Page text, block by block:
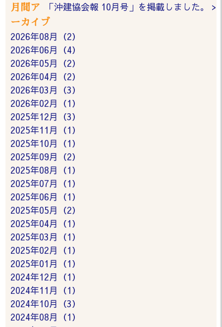
「沖建協会報 10月号」を掲載しました。 >
月間ア
ーカイブ
2026年08月（2）
2026年06月（4）
2026年05月（2）
2026年04月（2）
2026年03月（3）
2026年02月（1）
2025年12月（3）
2025年11月（1）
2025年10月（1）
2025年09月（2）
2025年08月（1）
2025年07月（1）
2025年06月（1）
2025年05月（2）
2025年04月（1）
2025年03月（1）
2025年02月（1）
2025年01月（1）
2024年12月（1）
2024年11月（1）
2024年10月（3）
2024年08月（1）